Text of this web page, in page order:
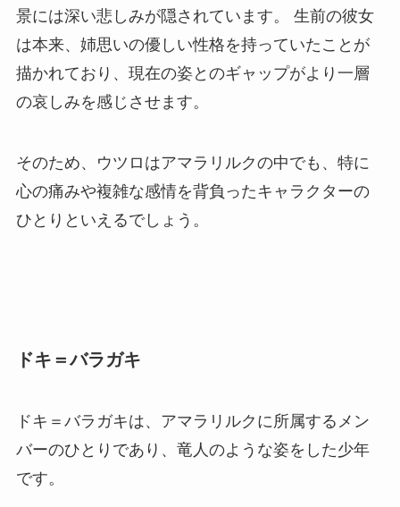
景には深い悲しみが隠されています。 生前の彼女
は本来、姉思いの優しい性格を持っていたことが
描かれており、現在の姿とのギャップがより一層
の哀しみを感じさせます。
そのため、ウツロはアマラリルクの中でも、特に
心の痛みや複雑な感情を背負ったキャラクターの
ひとりといえるでしょう。
ドキ＝バラガキ
ドキ＝バラガキは、アマラリルクに所属するメン
バーのひとりであり、竜人のような姿をした少年
です。